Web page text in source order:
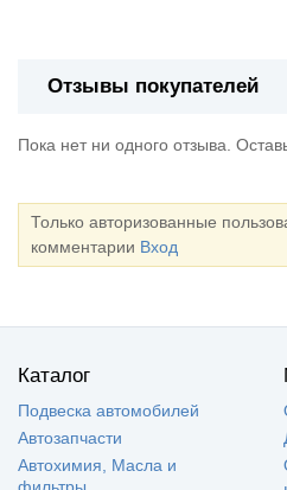
Отзывы покупателей
Пока нет ни одного отзыва.
Только авторизованные
комментарии Вход
Каталог
Подвеска автомобилей
Автозапчасти
Автохимия, Масла и
фильтры